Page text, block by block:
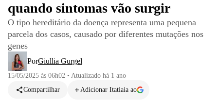
quando sintomas vão surgir
O tipo hereditário da doença representa uma pequena
parcela dos casos, causado por diferentes mutações nos
genes
PorGiullia Gurgel
15/05/2025 às 06h02 • Atualizado há 1 ano
Compartilhar
Adicionar Itatiaia ao